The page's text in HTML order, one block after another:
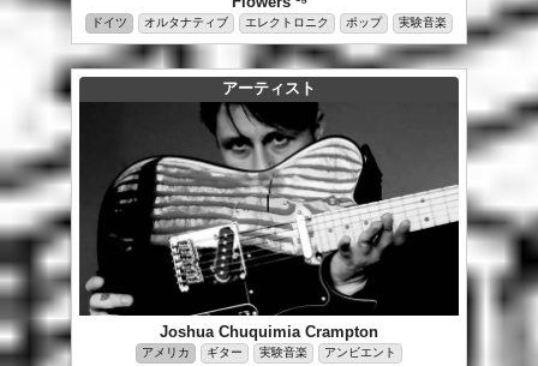
ドイツ オルタナティブ エレクトロニク ポップ 実験音楽
アーティスト
Joshua Chuquimia Crampton
アメリカ ギター 実験音楽
アンビエント